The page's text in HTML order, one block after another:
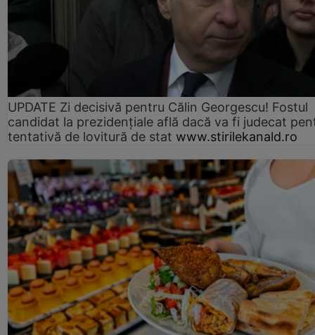
UPDATE Zi decisivă pentru Călin Georgescu! Fostul
candidat la prezidențiale află dacă va fi judecat
tentativă de lovitură de stat www.stirilekanald.ro